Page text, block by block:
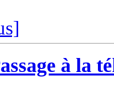
à la